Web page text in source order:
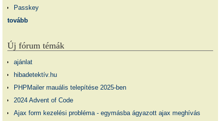
Passkey
tovább
Új fórum témák
ajánlat
hibadetektív.hu
PHPMailer mauális telepítése 2025-ben
2024 Advent of Code
Ajax form kezelési probléma - egymásba ágyazott ajax meghívás